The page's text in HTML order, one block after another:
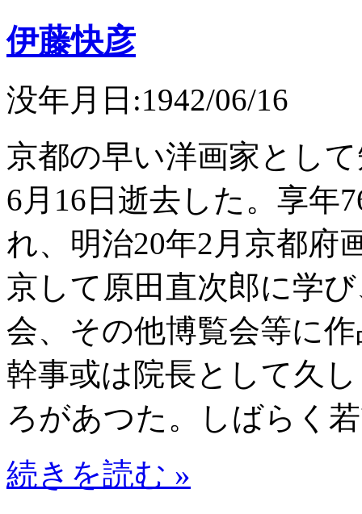
伊藤快彦
没年月日:1942/06/16
京都の早い洋画家とし
6月16日逝去した。享年
れ、明治20年2月京都府
京して原田直次郎に学
会、その他博覧会等に
幹事或は院長として久
ろがあつた。しばらく
続きを読む »